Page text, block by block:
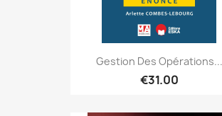
Gestion Des Opérations...
€31.00